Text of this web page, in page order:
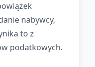
nabywcy,
to z
podatkowych.